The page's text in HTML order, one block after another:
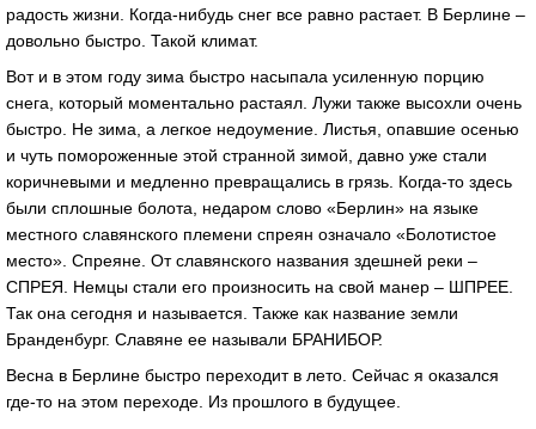
радость жизни. Когда-нибудь снег все равно растает. В Берлине –
довольно быстро. Такой климат.
Вот и в этом году зима быстро насыпала усиленную порцию
снега, который моментально растаял. Лужи также высохли очень
быстро. Не зима, а легкое недоумение. Листья, опавшие осенью
и чуть помороженные этой странной зимой, давно уже стали
коричневыми и медленно превращались в грязь. Когда-то здесь
были сплошные болота, недаром слово «Берлин» на языке
местного славянского племени спреян означало «Болотистое
место». Спреяне. От славянского названия здешней реки –
СПРЕЯ. Немцы стали его произносить на свой манер – ШПРЕЕ.
Так она сегодня и называется. Также как название земли
Бранденбург. Славяне ее называли БРАНИБОР.
Весна в Берлине быстро переходит в лето. Сейчас я оказался
где-то на этом переходе. Из прошлого в будущее.